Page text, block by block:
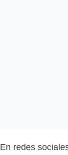
En redes